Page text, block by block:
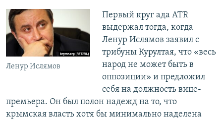
Ленур Ислямов
Первый круг ада ATR
выдержал тогда, когда
Ленур Ислямов заявил с
трибуны Курултая, что «весь
народ не может быть в
оппозиции» и предложил
себя на должность вице-
премьера. Он был полон надежд на то, что
крымская власть хотя бы минимально наделена